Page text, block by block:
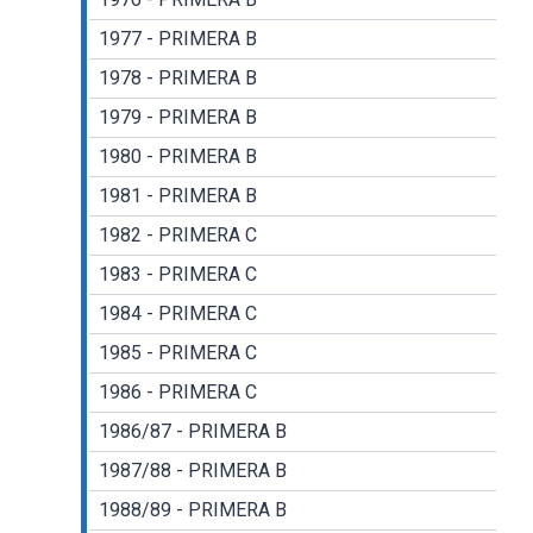
1977 - PRIMERA B
1978 - PRIMERA B
1979 - PRIMERA B
1980 - PRIMERA B
1981 - PRIMERA B
1982 - PRIMERA C
1983 - PRIMERA C
1984 - PRIMERA C
1985 - PRIMERA C
1986 - PRIMERA C
1986/87 - PRIMERA B
1987/88 - PRIMERA B
1988/89 - PRIMERA B